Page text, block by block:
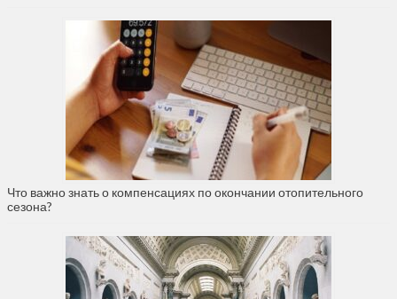
Что важно знать о компенсациях по окончании отопительного
сезона?